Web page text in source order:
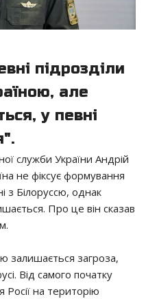
підрозділи
але
у певні
служби України Андрій
не фіксує формування
з Білоруссю, однак
Про це він сказав
залишається загроза,
Від самого початку
на територію